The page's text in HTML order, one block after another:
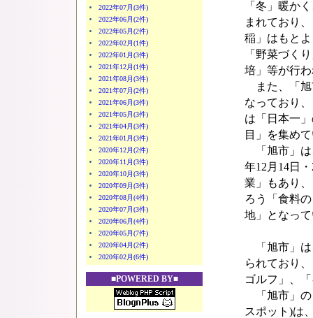
2022年07月(3件)
2022年06月(2件)
2022年05月(2件)
2022年02月(1件)
2022年01月(3件)
2021年12月(1件)
2021年08月(3件)
2021年07月(2件)
2021年06月(3件)
2021年05月(3件)
2021年04月(3件)
2021年01月(3件)
2020年12月(2件)
2020年11月(3件)
2020年10月(3件)
2020年09月(3件)
2020年08月(4件)
2020年07月(3件)
2020年06月(4件)
2020年05月(7件)
2020年04月(2件)
2020年02月(6件)
■POWERED BY■
「冬」暖か
まれており
稲」はもと
「野菜づく
培」等が行
また、「旭
なっており
は「日本一
目」を集め
「旭市」は
年12月14日
業」もあり
ろう「食料
地」となっ
「旭市」は
られており
ゴルフ」、
「旭市」の
スポット)は